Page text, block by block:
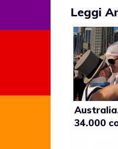
Leggi
34.000
gay